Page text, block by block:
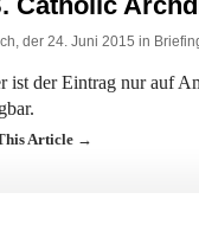
der 24. Juni 2015 in
ist der Eintrag nur auf
Article →